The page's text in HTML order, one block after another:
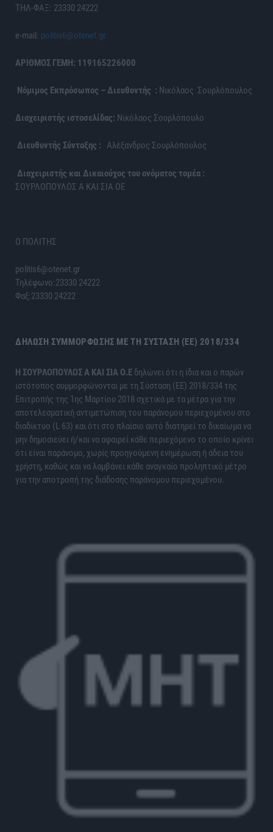
ΤΗΛ-ΦΑΞ: 23330 24222
e-mail: politis6@otenet.gr
ΑΡΙΘΜΟΣ ΓΕΜΗ: 119165226000
Νόμιμος Εκπρόσωπος – Διευθυντής : Νικόλαος Σουρλόπουλος
Διαχειριστής ιστοσελίδας: Νικόλαος Σουρλόπουλο
Διευθυντής Σύνταξης : Αλέξανδρος Σουρλόπουλος
Διαχειριστής και Δικαιούχος του ονόματος τομέα :
ΣΟΥΡΛΟΠΟΥΛΟΣ Α ΚΑΙ ΣΙΑ ΟΕ
Ο ΠΟΛΙΤΗΣ
politis6@otenet.gr
Τηλέφωνο:23330 24222
Φαξ:23330 24222
ΔΉΛΩΣΗ ΣΥΜΜΌΡΦΩΣΗΣ ΜΕ ΤΗ ΣΎΣΤΑΣΗ (ΕΕ) 2018/334
H ΣΟΥΡΛΟΠΟΥΛΟΣ Α ΚΑΙ ΣΙΑ Ο.Ε δηλώνει ότι η ίδια και ο παρών
ιστότοπος συμμορφώνονται με τη Σύσταση (ΕΕ) 2018/334 της
Επιτροπής της 1ης Μαρτίου 2018 σχετικά με τα μέτρα για την
αποτελεσματική αντιμετώπιση του παράνομου περιεχομένου στο
διαδίκτυο (L 63) και ότι στο πλαίσιο αυτό διατηρεί το δικαίωμα να
μην δημοσιεύει ή/και να αφαιρεί κάθε περιεχόμενο το οποίο κρίνει
ότι είναι παράνομο, χωρίς προηγούμενη ενημέρωση ή άδεια του
χρήστη, καθώς και να λαμβάνει κάθε αναγκαίο προληπτικό μέτρο
για την αποτροπή της διάδοσης παράνομου περιεχομένου.